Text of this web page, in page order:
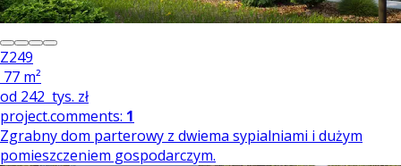
Z249
77 m²
od 242 tys. zł
project.comments: 1
Zgrabny dom parterowy z dwiema sypialniami i dużym
pomieszczeniem gospodarczym.